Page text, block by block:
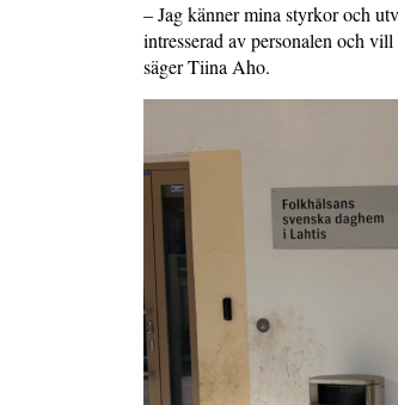
– Jag känner mina styrkor och
intresserad av personalen och
säger Tiina Aho.